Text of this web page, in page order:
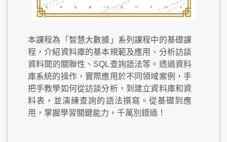
本課程為「智慧大數據」系列課程中的基礎課
程，介紹資料庫的基本規範及應用、分析訪談
資料間的關聯性、SQL查詢語法等。透過資料
庫系統的操作，實際應用於不同領域案例，手
把手教學如何從訪談分析，到建立資料庫和資
料表，並演練查詢的語法撰寫。從基礎到應
用，掌握學習關鍵能力，千萬別錯過！